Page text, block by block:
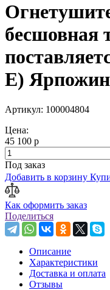
бесшовная
E)
Артикул: 100004804
Цена:
45 100 р
Под заказ
Добавить в корзину
Как оформить заказ
Поделиться
Описание
Характеристики
Доставка и оплата
Отзывы